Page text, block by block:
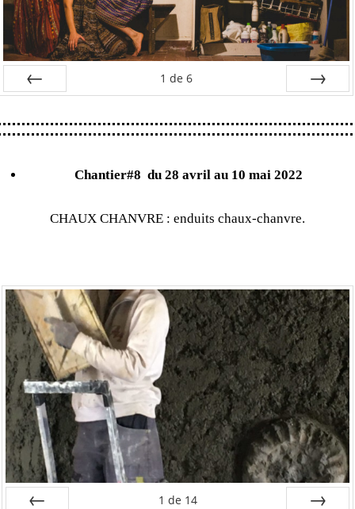
1 de 6
Chantier#8 du 28 avril au 10 mai 2022
CHAUX CHANVRE : enduits chaux-chanvre.
1 de 14